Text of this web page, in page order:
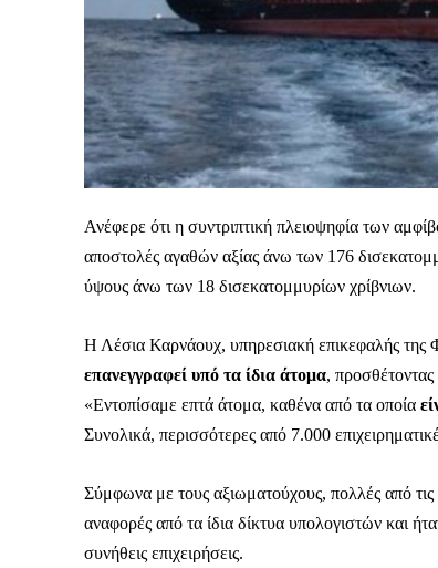
Δεν μπορούν
Αν βρίσκεσαι
Ανέφερε ότι η συντριπτική πλειοψηφία των
αποστολές αγαθών αξίας άνω των 176
ύψους άνω των 18 δισεκατομμυρίων χρίβνιων.
Η Λέσια Καρνάουχ, υπηρεσιακή επικεφαλής της
επανεγγραφεί υπό τα ίδια άτομα, προσθέτοντας
«Εντοπίσαμε επτά άτομα, καθένα από τα οποία
Συνολικά, περισσότερες από 7.000
Σύμφωνα με τους αξιωματούχους, πολλές από τις
αναφορές από τα ίδια δίκτυα υπολογιστών και
συνήθεις επιχειρήσεις.